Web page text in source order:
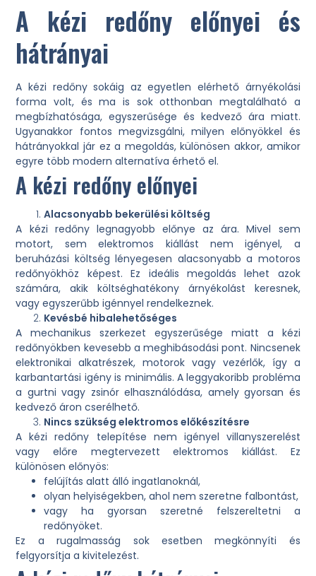
A kézi redőny előnyei és
hátrányai
A kézi redőny sokáig az egyetlen elérhető árnyékolási
forma volt, és ma is sok otthonban megtalálható a
megbízhatósága, egyszerűsége és kedvező ára miatt.
Ugyanakkor fontos megvizsgálni, milyen előnyökkel és
hátrányokkal jár ez a megoldás, különösen akkor, amikor
egyre több modern alternatíva érhető el.
A kézi redőny előnyei
Alacsonyabb bekerülési költség
A kézi redőny legnagyobb előnye az ára. Mivel sem
motort, sem elektromos kiállást nem igényel, a
beruházási költség lényegesen alacsonyabb a motoros
redőnyökhöz képest. Ez ideális megoldás lehet azok
számára, akik költséghatékony árnyékolást keresnek,
vagy egyszerűbb igénnyel rendelkeznek.
Kevésbé hibalehetőséges
A mechanikus szerkezet egyszerűsége miatt a kézi
redőnyökben kevesebb a meghibásodási pont. Nincsenek
elektronikai alkatrészek, motorok vagy vezérlők, így a
karbantartási igény is minimális. A leggyakoribb probléma
a gurtni vagy zsinór elhasználódása, amely gyorsan és
kedvező áron cserélhető.
Nincs szükség elektromos előkészítésre
A kézi redőny telepítése nem igényel villanyszerelést
vagy előre megtervezett elektromos kiállást. Ez
különösen előnyös:
felújítás alatt álló ingatlanoknál,
olyan helyiségekben, ahol nem szeretne falbontást,
vagy ha gyorsan szeretné felszereltetni a
redőnyöket.
Ez a rugalmasság sok esetben megkönnyíti és
felgyorsítja a kivitelezést.